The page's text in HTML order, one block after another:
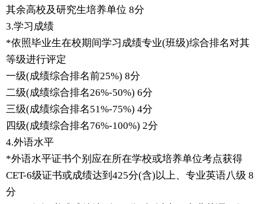
其余高校及研究生培养单位 8分
3.学习成绩
*依照毕业生在校期间学习成绩专业(班级)综合排名对其
等级进行评定
一级(成绩综合排名前25%) 8分
二级(成绩综合排名26%-50%) 6分
三级(成绩综合排名51%-75%) 4分
四级(成绩综合排名76%-100%) 2分
4.外语水平
*外语水平证书个别应在所在学校或培养单位考点获得
CET-6级证书或成绩达到425分(含)以上、专业英语八级 8
分